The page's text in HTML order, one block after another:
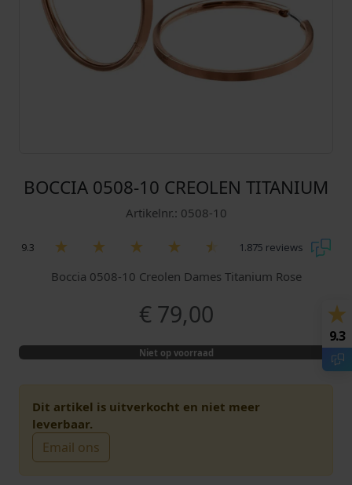
BOCCIA 0508-10 CREOLEN TITANIUM
Artikelnr.: 0508-10
9.3 1.875 reviews
Boccia 0508-10 Creolen Dames Titanium Rose
€79,00
Niet op voorraad
Dit artikel is uitverkocht en niet meer
leverbaar.
Email ons
9.3